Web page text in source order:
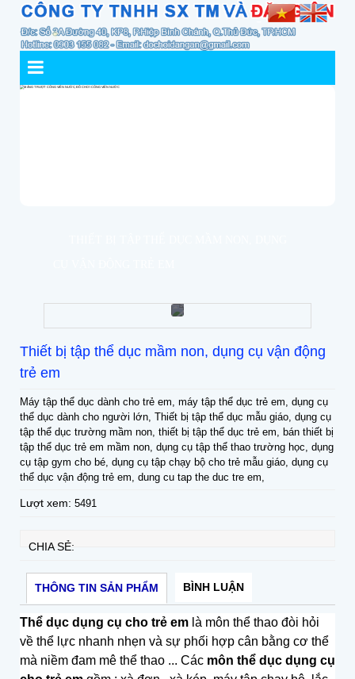
Thiết bị tập thể dục mầm non, dụng cụ vận động
trẻ em
Máy tập thể dục dành cho trẻ em, máy tập thể dục trẻ em, dụng cụ
thể dục dành cho người lớn, Thiết bị tập thể dục mẫu giáo, dụng cụ
tập thể dục trường mầm non, thiết bị tập thể dục trẻ em, bán thiết bị
tập thể dục trẻ em mầm non, dụng cụ tập thể thao trường học, dụng
cụ tập gym cho bé, dụng cụ tập chạy bộ cho trẻ mẫu giáo, dụng cụ
thể dục vận động trẻ em, dung cu tap the duc tre em,
Lượt xem: 5491
CHIA SẺ:
THÔNG TIN SẢN PHẨM BÌNH LUẬN
Thể dục dụng cụ cho trẻ emlà môn thể thao đòi hỏi
về thể lực nhanh nhẹn và sự phối hợp cân bằng cơ thể
mà niềm đam mê thể thao ... Các môn thể dục dụng cụ